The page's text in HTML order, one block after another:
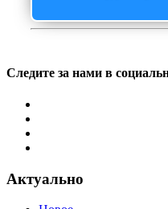
Следите за нами в
Актуально